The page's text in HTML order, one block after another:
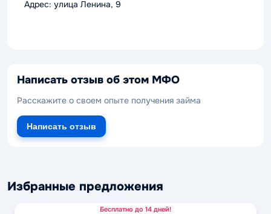
Адрес: улица Ленина, 9
Написать отзыв об этом МФО
Расскажите о своем опыте получения займа
Написать отзыв
Избранные предложения
Бесплатно до 14 дней!